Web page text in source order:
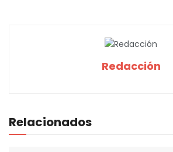
Redacción
Relacionados